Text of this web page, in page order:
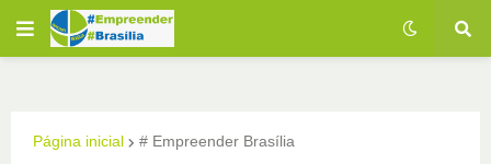
Página inicial # Empreender Brasília